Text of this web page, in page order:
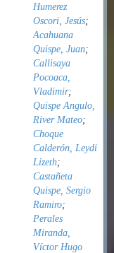
Humerez
Oscori, Jesús;
Acahuana
Quispe, Juan;
Callisaya
Pocoaca,
Vladimir;
Quispe Angulo,
River Mateo;
Choque
Calderón, Leydi
Lizeth;
Castañeta
Quispe, Sergio
Ramiro;
Perales
Miranda,
Víctor Hugo